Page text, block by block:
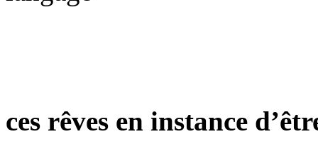
ces rêves en instance